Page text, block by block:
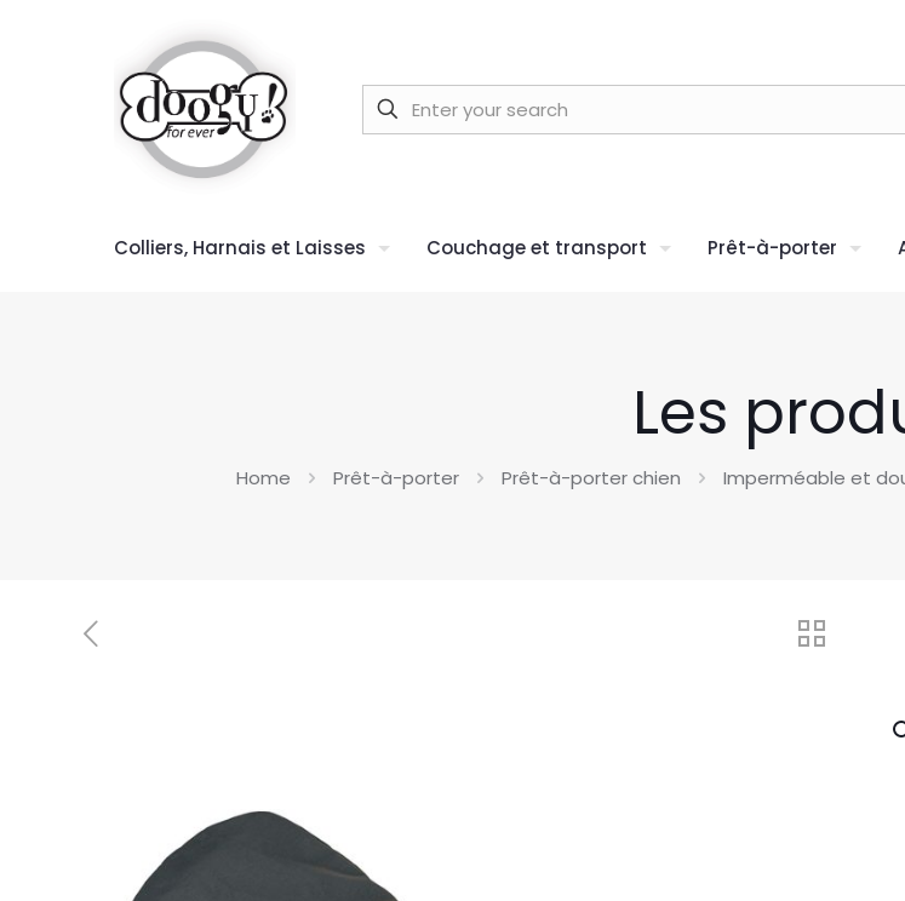
Colliers, Harnais et Laisses Couchage et transport Prêt-à-porter
Les
Home Prêt-à-porter Prêt-à-porter chien Imperméable et